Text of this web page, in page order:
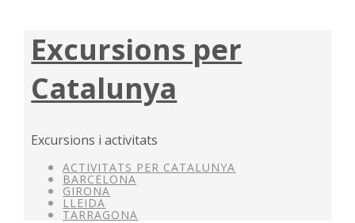
Excursions per
Catalunya
Excursions i activitats
ACTIVITATS PER CATALUNYA
BARCELONA
GIRONA
LLEIDA
TARRAGONA